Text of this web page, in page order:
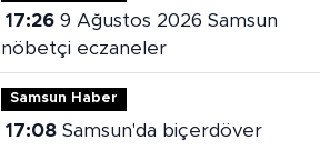
17:269 Ağustos 2026 Samsun
nöbetçi eczaneler
Samsun Haber
17:08Samsun'da biçerdöver